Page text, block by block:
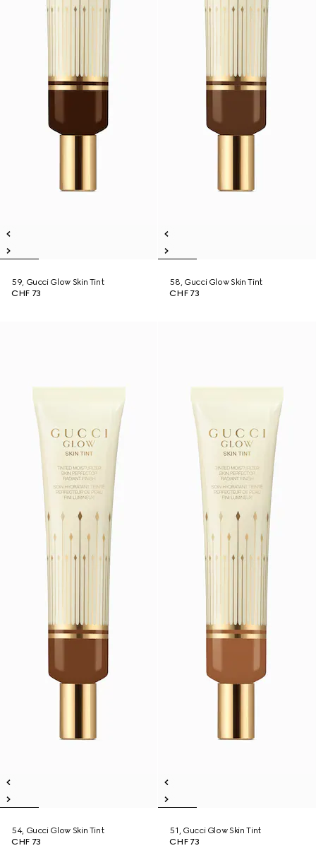
59, Gucci Glow Skin Tint
CHF 73
58, Gucci Glow Skin Tint
CHF 73
54, Gucci Glow Skin Tint
CHF 73
51, Gucci Glow Skin Tint
CHF 73